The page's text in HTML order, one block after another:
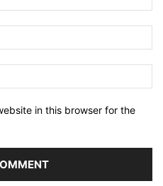
in this browser for the